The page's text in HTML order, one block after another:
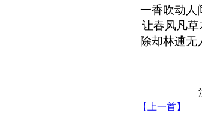
一香吹动人
让春风凡草
除却林逋无
【上一首】